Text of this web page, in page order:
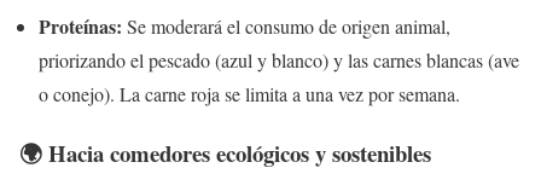
Proteínas: Se moderará el consumo de origen animal,
priorizando el pescado (azul y blanco) y las carnes blancas (ave
o conejo). La carne roja se limita a una vez por semana.
🌍 Hacia comedores ecológicos y sostenibles